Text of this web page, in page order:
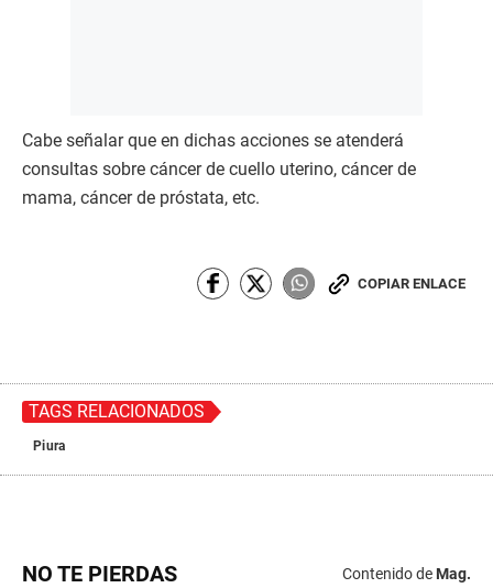
Cabe señalar que en dichas acciones se atenderá
consultas sobre cáncer de cuello uterino, cáncer de
mama, cáncer de próstata, etc.
COPIAR ENLACE
TAGS RELACIONADOS
Piura
NO TE PIERDAS Contenido de Mag.